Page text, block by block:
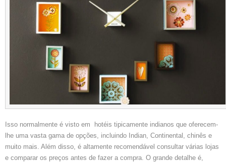
Isso normalmente é visto em hotéis tipicamente indianos que oferecem-
lhe uma vasta gama de opções, incluindo Indian, Continental, chinês e
muito mais. Além disso, é altamente recomendável consultar várias lojas
e comparar os preços antes de fazer a compra. O grande detalhe é,